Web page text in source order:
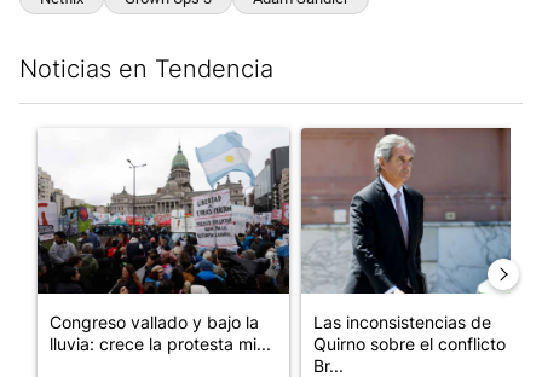
Noticias en Tendencia
Un artículo de tendencia con el título "Congreso vallado y
Congreso vallado y bajo la
lluvia: crece la protesta mi...
Un artículo de tendencia con
Las inconsistencias de
Quirno sobre el conflicto con
Br...